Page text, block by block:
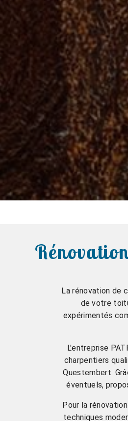
La rénovation de
de votre
expérimentés
L'entreprise
charpentiers
Questembert.
éventuels,
Pour la
techniques